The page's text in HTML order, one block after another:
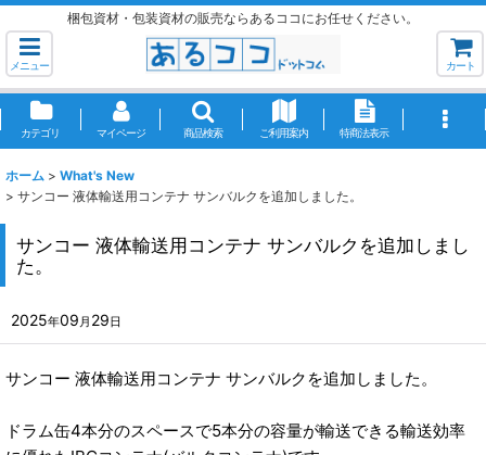
梱包資材・包装資材の販売ならあるココにお任せください。
メニュー カート
カテゴリ マイページ 商品検索 ご利用案内 特商法表示
ホーム > What's New
> サンコー 液体輸送用コンテナ サンバルクを追加しました。
サンコー 液体輸送用コンテナ サンバルクを追加しまし
た。
2025年09 月 29日
サンコー 液体輸送用コンテナ サンバルクを追加しました。
ドラム缶4本分のスペースで5本分の容量が輸送できる輸送効率